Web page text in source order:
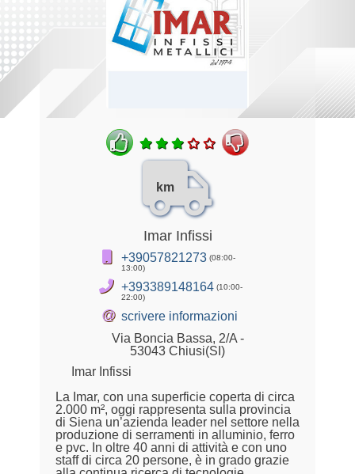
km
Imar Infissi
+39057821273 (08:00-
13:00)
+393389148164 (10:00-
22:00)
@ scrivere informazioni
Via Boncia Bassa, 2/A -
53043 Chiusi(SI)
Imar Infissi
La Imar, con una superficie coperta di circa
2.000 m², oggi rappresenta sulla provincia
di Siena un’azienda leader nel settore nella
produzione di serramenti in alluminio, ferro
e pvc. In oltre 40 anni di attività e con uno
staff di circa 20 persone, è in grado grazie